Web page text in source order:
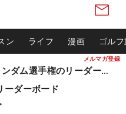
メルマガ登録
ン ライフ 漫画 ゴル
松山英樹ら出場 ウィンダム選手権のリーダーボード
ダーボード